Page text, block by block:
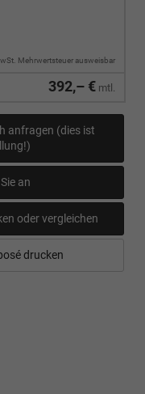
Mehrwertsteuer ausweisbar
392,– € mtl.
anfragen (dies ist
an
oder vergleichen
drucken